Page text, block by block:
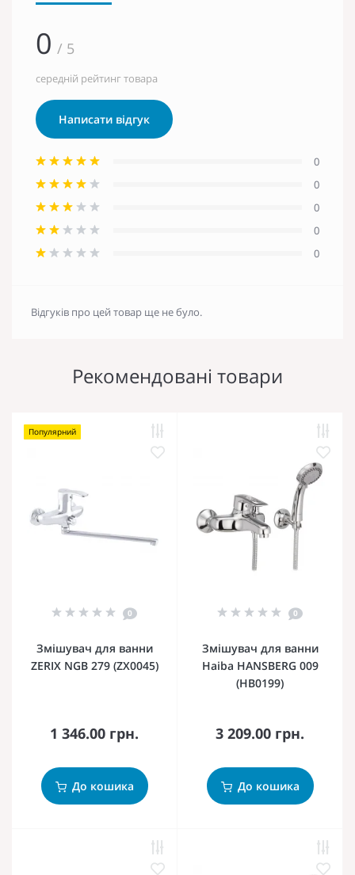
0 / 5
середній рейтинг товара
Написати відгук
0
0
0
0
0
Відгуків про цей товар ще не було.
Рекомендовані товари
Популярний
0
Змішувач для ванни
ZERIX NGB 279 (ZX0045)
1 346.00 грн.
До кошика
0
Змішувач для ванни
Haiba HANSBERG 009
(HB0199)
3 209.00 грн.
До кошика